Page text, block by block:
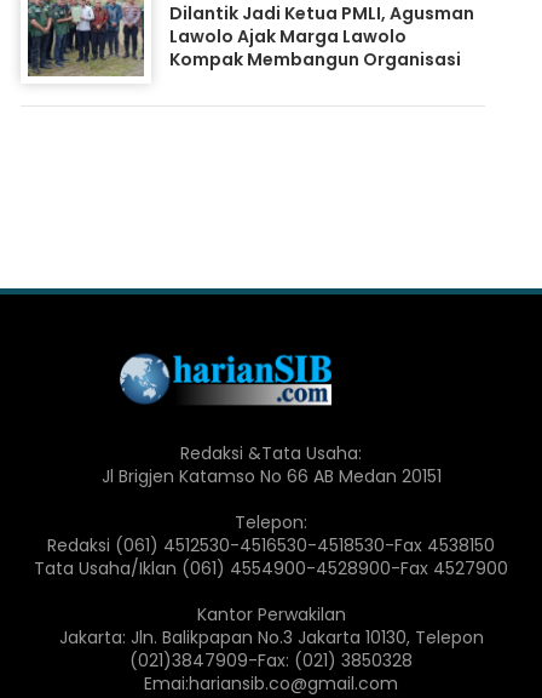
Dilantik Jadi Ketua PMLI, Agusman
Lawolo Ajak Marga Lawolo
Kompak Membangun Organisasi
Redaksi &Tata Usaha:
Jl Brigjen Katamso No 66 AB Medan 20151
Telepon:
Redaksi (061) 4512530-4516530-4518530-Fax 4538150
Tata Usaha/Iklan (061) 4554900-4528900-Fax 4527900
Kantor Perwakilan
Jakarta: Jln. Balikpapan No.3 Jakarta 10130, Telepon
(021)3847909-Fax: (021) 3850328
Emai:hariansib.co@gmail.com